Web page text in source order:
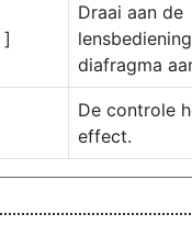
]
Draai aan de
diafragma
De controle
effect.